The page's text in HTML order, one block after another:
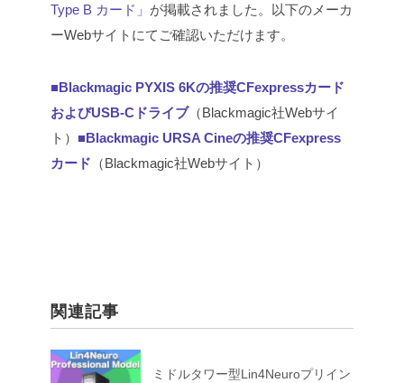
Type B カード」 が掲載されました。以下のメーカ
ーWebサイトにてご確認いただけます。
■Blackmagic PYXIS 6Kの推奨CFexpressカード
およびUSB-Cドライブ（Blackmagic社Webサイ
ト） ■Blackmagic URSA Cineの推奨CFexpress
カード （Blackmagic社Webサイト）
関連記事
ミドルタワー型Lin4Neuroプリイン